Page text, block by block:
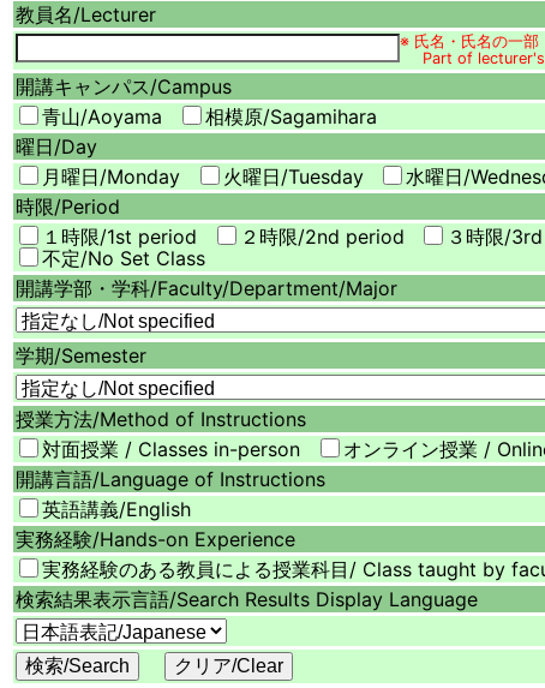
教員名/Lecturer
※ 氏名・氏名の一部
Part of
開講キャンパス/Campus
青山/Aoyama 相模原/Sagamihara
曜日/Day
月曜日/Monday 火曜日/Tuesday 水曜日/
時限/Period
１時限/1st period ２時限/2nd period ３時限/
不定/No Set Class
開講学部・学科/Faculty/Department/Major
学期/Semester
授業方法/Method of Instructions
対面授業 / Classes in-person
オンライン授業 /
開講言語/Language of Instructions
英語講義/English
実務経験/Hands-on Experience
実務経験のある教員による授業科目/ Class taught by
検索結果表示言語/Search Results Display Language